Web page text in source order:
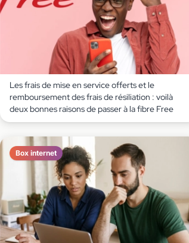
Les frais de mise en service offerts et le
remboursement des frais de résiliation : voilà
deux bonnes raisons de passer à la fibre Free
Box internet